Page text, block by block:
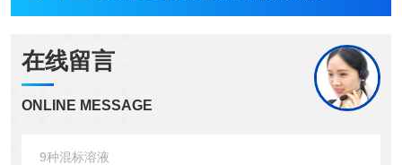
在线留言
ONLINE MESSAGE